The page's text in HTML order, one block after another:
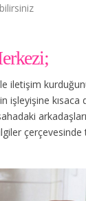
iletişim
işleyişine